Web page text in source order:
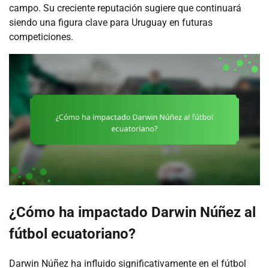
campo. Su creciente reputación sugiere que continuará
siendo una figura clave para Uruguay en futuras
competiciones.
¿Cómo ha impactado Darwin Núñez al
fútbol ecuatoriano?
Darwin Núñez ha influido significativamente en el fútbol